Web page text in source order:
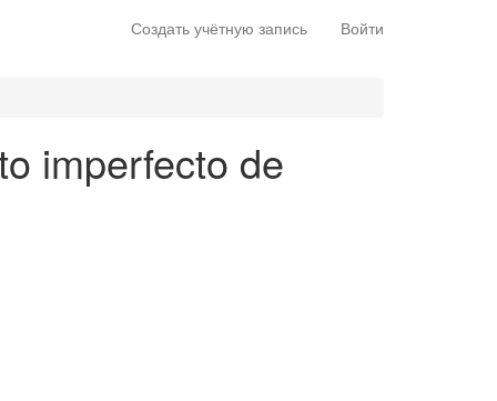
Создать учётную запись Войти
imperfecto de